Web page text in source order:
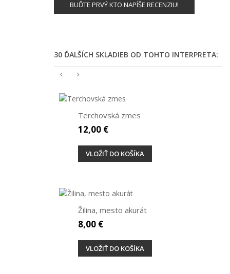
BUĎTE PRVÝ KTO NAPÍŠE RECENZIU!
30 ĎALŠÍCH SKLADIEB OD TOHTO INTERPRETA:
Terchovská zmes
12,00 €
VLOŽIŤ DO KOŠÍKA
Žilina, mesto akurát
8,00 €
VLOŽIŤ DO KOŠÍKA